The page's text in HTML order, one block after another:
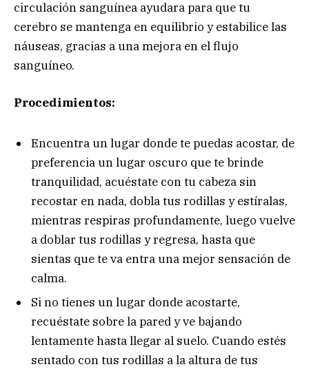
circulación sanguínea ayudara para que tu
cerebro se mantenga en equilibrio y estabilice las
náuseas, gracias a una mejora en el flujo
sanguíneo.
Procedimientos:
Encuentra un lugar donde te puedas acostar, de
preferencia un lugar oscuro que te brinde
tranquilidad, acuéstate con tu cabeza sin
recostar en nada, dobla tus rodillas y estíralas,
mientras respiras profundamente, luego vuelve
a doblar tus rodillas y regresa, hasta que
sientas que te va entra una mejor sensación de
calma.
Si no tienes un lugar donde acostarte,
recuéstate sobre la pared y ve bajando
lentamente hasta llegar al suelo. Cuando estés
sentado con tus rodillas a la altura de tus